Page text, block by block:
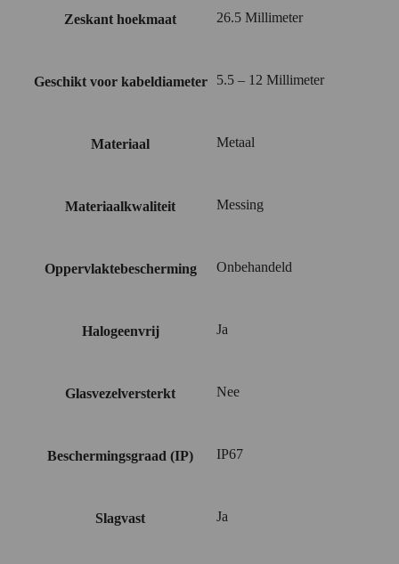
Zeskant hoekmaat 26.5 Millimeter
Geschikt voor kabeldiameter 5.5 – 12 Millimeter
Materiaal Metaal
Materiaalkwaliteit Messing
Oppervlaktebescherming Onbehandeld
Halogeenvrij Ja
Glasvezelversterkt Nee
Beschermingsgraad (IP) IP67
Slagvast Ja